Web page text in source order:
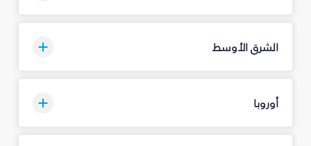
الشرق الأوسط
أوروبا